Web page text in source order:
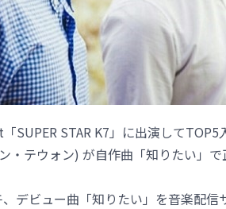
SUPER STAR K7」に出演して
・テウォン) が自作曲「知りたい」で
デビュー曲「知りたい」を音楽配信